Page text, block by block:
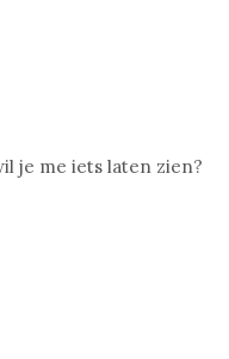
je me iets laten zien?